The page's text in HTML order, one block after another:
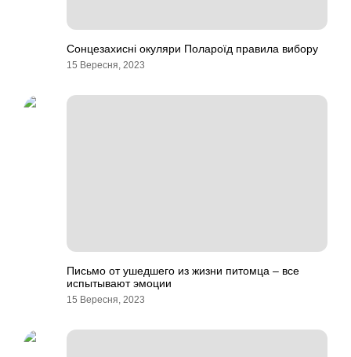
Сонцезахисні окуляри Полароїд правила вибору
15 Вересня, 2023
Письмо от ушедшего из жизни питомца – все
испытывают эмоции
15 Вересня, 2023